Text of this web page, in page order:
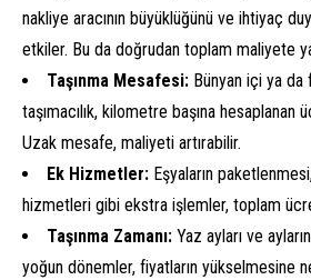
nakliye aracının büyüklüğünü ve ihtiyaç
etkiler. Bu da doğrudan toplam maliyete
Taşınma Mesafesi: Bünyan içi ya da
taşımacılık, kilometre başına
Uzak mesafe, maliyeti artırabilir.
Ek Hizmetler: Eşyaların
hizmetleri gibi ekstra işlemler, toplam
Taşınma Zamanı: Yaz ayları ve
yoğun dönemler, fiyatların yükselmesine